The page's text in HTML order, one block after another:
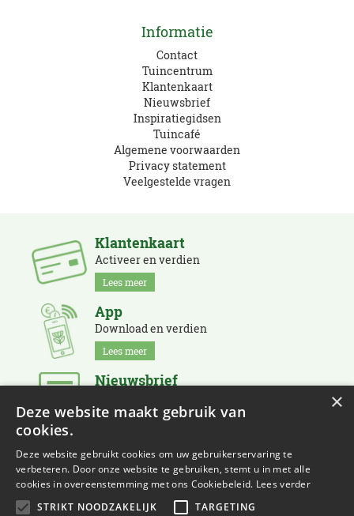
Informatie
Contact
Tuincentrum
Klantenkaart
Nieuwsbrief
Inspiratiegidsen
Tuincafé
Algemene voorwaarden
Privacy statement
Veelgestelde vragen
Klantenkaart
Activeer en verdien
Lees meer
App
Download en verdien
Lees meer
Nieuwsbrief
Lees meer
×
Deze website maakt gebruik van
cookies.
Deze website gebruikt cookies om uw gebruikerservaring te
verbeteren. Door onze website te gebruiken, stemt u in met alle
cookies in overeenstemming met ons Cookiebeleid. Lees verder
STRIKT NOODZAKELIJK
TARGETING